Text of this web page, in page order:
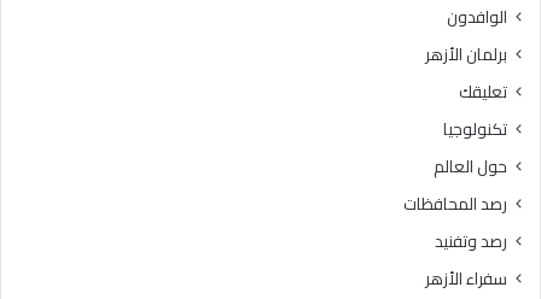
(
ح
و
ا
ل
الوافدون
برلمان الأزهر
تعليقك
تكنولوجيا
حول العالم
رصد المحافظات
رصد وتفنيد
سفراء الأزهر